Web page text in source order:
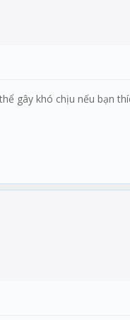
gây khó chịu nếu bạn